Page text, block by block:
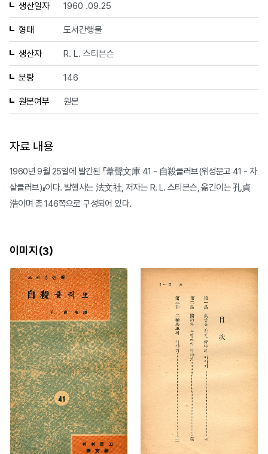
생산일자 1960 .09.25
형태 도서간행물
생산자 R. L. 스티븐슨
분량 146
원본여부 원본
자료 내용
1960년 9월 25일에 발간된 『葦聲文庫 41 - 自殺클러브(위성문고 41 - 자
살클러브)』이다. 발행사는 法文社, 저자는 R. L. 스티븐슨, 옮긴이는 孔貞
浩이며 총 146쪽으로 구성되어 있다.
이미지(3)